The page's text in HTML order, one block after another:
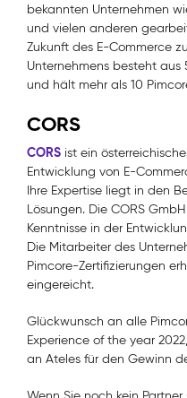
bekannten Unternehmen
und vielen anderen
Zukunft des E-Commerce
Unternehmens besteht
und hält mehr als 10
CORS
CORS ist ein
Entwicklung von E-
Ihre Expertise liegt in den
Lösungen. Die CORS
Kenntnisse in der
Die Mitarbeiter des
Pimcore-Zertifizierungen
eingereicht.
Glückwunsch an alle
Experience of the year
an Ateles für den Gewinn